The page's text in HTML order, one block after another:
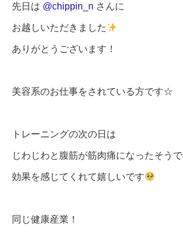
先日は @chippin_n さんに
お越しいただきました
ありがとうございます！
美容系のお仕事をされている方です☆
トレーニングの次の日は
じわじわと腹筋が筋肉痛になったそうで
効果を感じてくれて嬉しいです
同じ健康産業！